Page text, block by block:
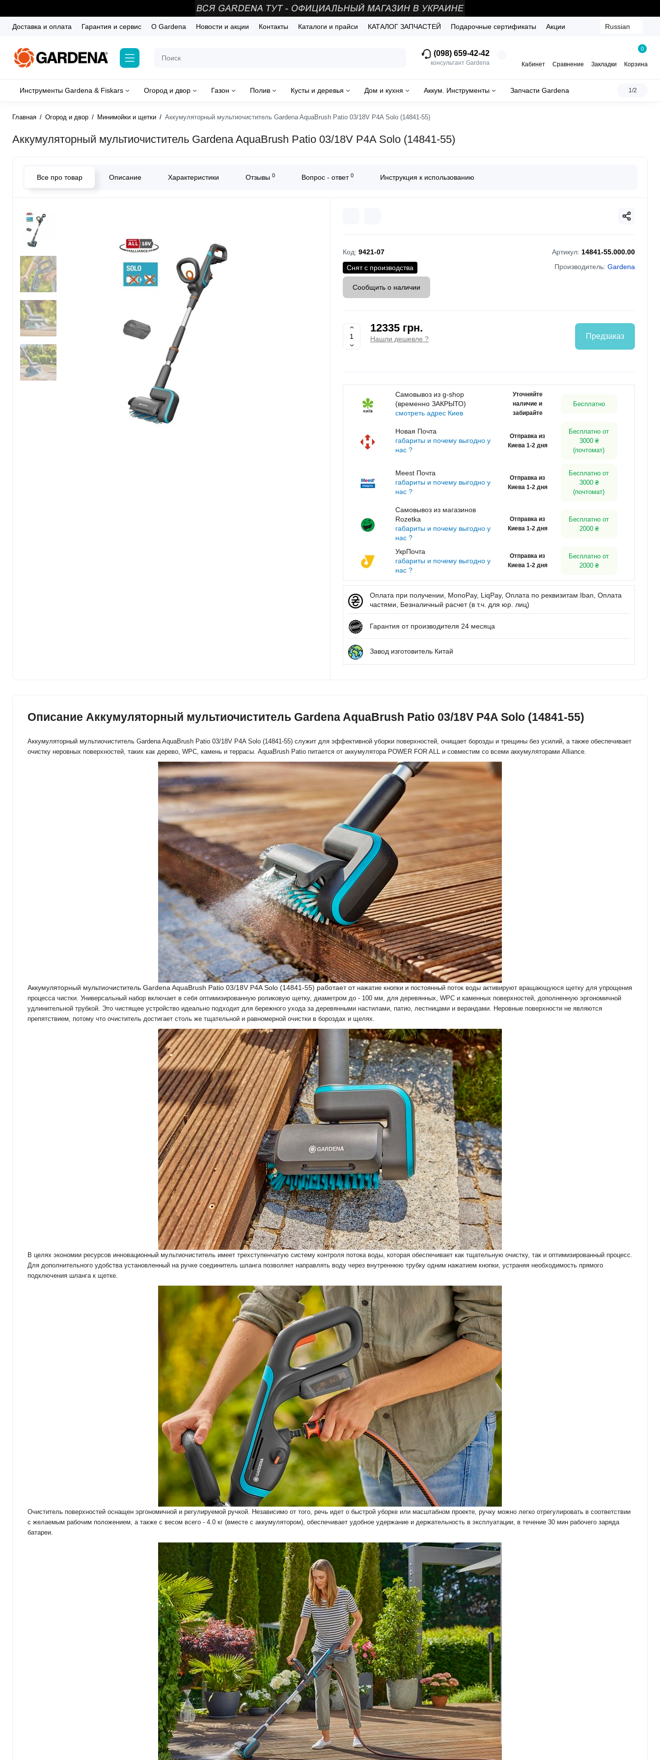
Доставка и оплата Гарантия и сервис О Gardena Новости и акции Контакты Каталоги и прайси КАТАЛОГ ЗАПЧАСТЕЙ Подарочные сертификаты Акции Russian
(098) 659-42-42
консультант Gardena Кабинет Сравнение Закладки
0
Корзина
Инструменты Gardena & Fiskars Огород и двор Газон Полив Кусты и деревья Дом и кухня Аккум. Инструменты Запчасти Gardena 1/2
Главная Огород и двор Минимойки и щетки Аккумуляторный мультиочиститель Gardena AquaBrush Patio 03/18V P4A Solo (14841-55)
Аккумуляторный мультиочиститель Gardena AquaBrush Patio 03/18V P4A Solo (14841-55)
Все про товар Описание Характеристики Отзывы 0 Вопрос - ответ 0 Инструкция к использованию
Код: 9421-07 Артикул: 14841-55.000.00
Производитель: Gardena
Снят с производства
Сообщить о наличии
12335 грн.
Нашли дешевле ? Предзаказ
Самовывоз из g-shop
(временно ЗАКРЫТО)
смотреть адрес Киев
Уточняйте
наличие и
забирайте
Бесплатно
Новая Почта
габариты и почему выгодно у
нас ?
Отправка из
Киева 1-2 дня
Бесплатно от
3000 ₴
(почтомат)
Meest Почта
габариты и почему выгодно у
нас ?
Отправка из
Киева 1-2 дня
Бесплатно от
3000 ₴
(почтомат)
Самовывоз из магазинов
Rozetka
габариты и почему выгодно у
нас ?
Отправка из
Киева 1-2 дня
Бесплатно от
2000 ₴
УкрПочта
габариты и почему выгодно у
нас ?
Отправка из
Киева 1-2 дня
Бесплатно от
2000 ₴
Оплата при получении, MonoPay, LiqPay, Оплата по реквизитам Iban, Оплата
частями, Безналичный расчет (в т.ч. для юр. лиц)
Гарантия от производителя 24 месяца
Завод изготовитель Китай
Описание Аккумуляторный мультиочиститель Gardena AquaBrush Patio 03/18V P4A Solo (14841-55)
Аккумуляторный мультиочиститель Gardena AquaBrush Patio 03/18V P4A Solo (14841-55) служит для эффективной уборки поверхностей, очищает борозды и трещины без усилий, а также обеспечивает
очистку неровных поверхностей, таких как дерево, WPC, камень и террасы. AquaBrush Patio питается от аккумулятора POWER FOR ALL и совместим со всеми аккумуляторами Alliance.
Аккумуляторный мультиочиститель Gardena AquaBrush Patio 03/18V P4A Solo (14841-55) работает отнажатие кнопки и постоянный поток воды активируют вращающуюся щетку для упрощения
процесса чистки. Универсальный набор включает в себя оптимизированную роликовую щетку, диаметром до - 100 мм, для деревянных, WPC и каменных поверхностей, дополненную эргономичной
удлинительной трубкой. Это чистящее устройство идеально подходит для бережного ухода за деревянными настилами, патио, лестницами и верандами. Неровные поверхности не являются
препятствием, потому что очиститель достигает столь же тщательной и равномерной очистки в бороздах и щелях.
В целях экономии ресурсов инновационный мультиочиститель имеет трехступенчатую систему контроля потока воды, которая обеспечивает как тщательную очистку, так и оптимизированный процесс.
Для дополнительного удобства установленный на ручке соединитель шланга позволяет направлять воду через внутреннюю трубку одним нажатием кнопки, устраняя необходимость прямого
подключения шланга к щетке.
Очиститель поверхностей оснащен эргономичной и регулируемой ручкой. Независимо от того, речь идет о быстрой уборке или масштабном проекте, ручку можно легко отрегулировать в соответствии
с желаемым рабочим положением, а также с весом всего - 4.0 кг (вместе с аккумулятором), обеспечивает удобное удержание и держательность в эксплуатации, в течение 30 мин рабочего заряда
батареи.